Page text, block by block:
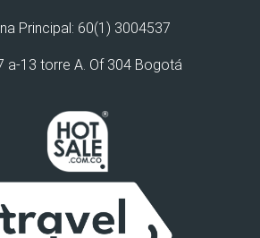
Principal: 60(1) 3004537
a-13 torre A. Of 304 Bogotá